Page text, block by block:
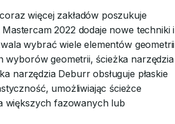
więcej zakładów poszukuje
2022 dodaje nowe techniki i
wybrać wiele elementów geometrii
wyborów geometrii, ścieżka narzędzia
narzędzia Deburr obsługuje płaskie
umożliwiając ścieżce
większych fazowanych lub